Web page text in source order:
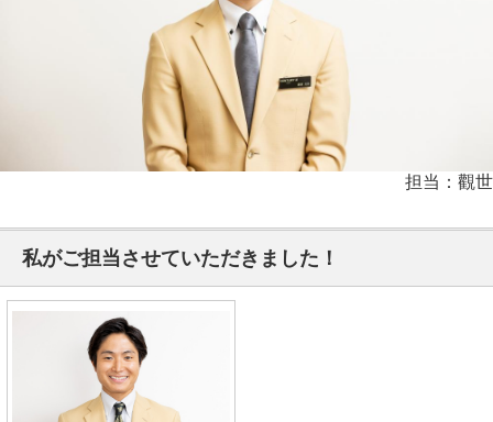
担当：觀世
私がご担当させていただきました！